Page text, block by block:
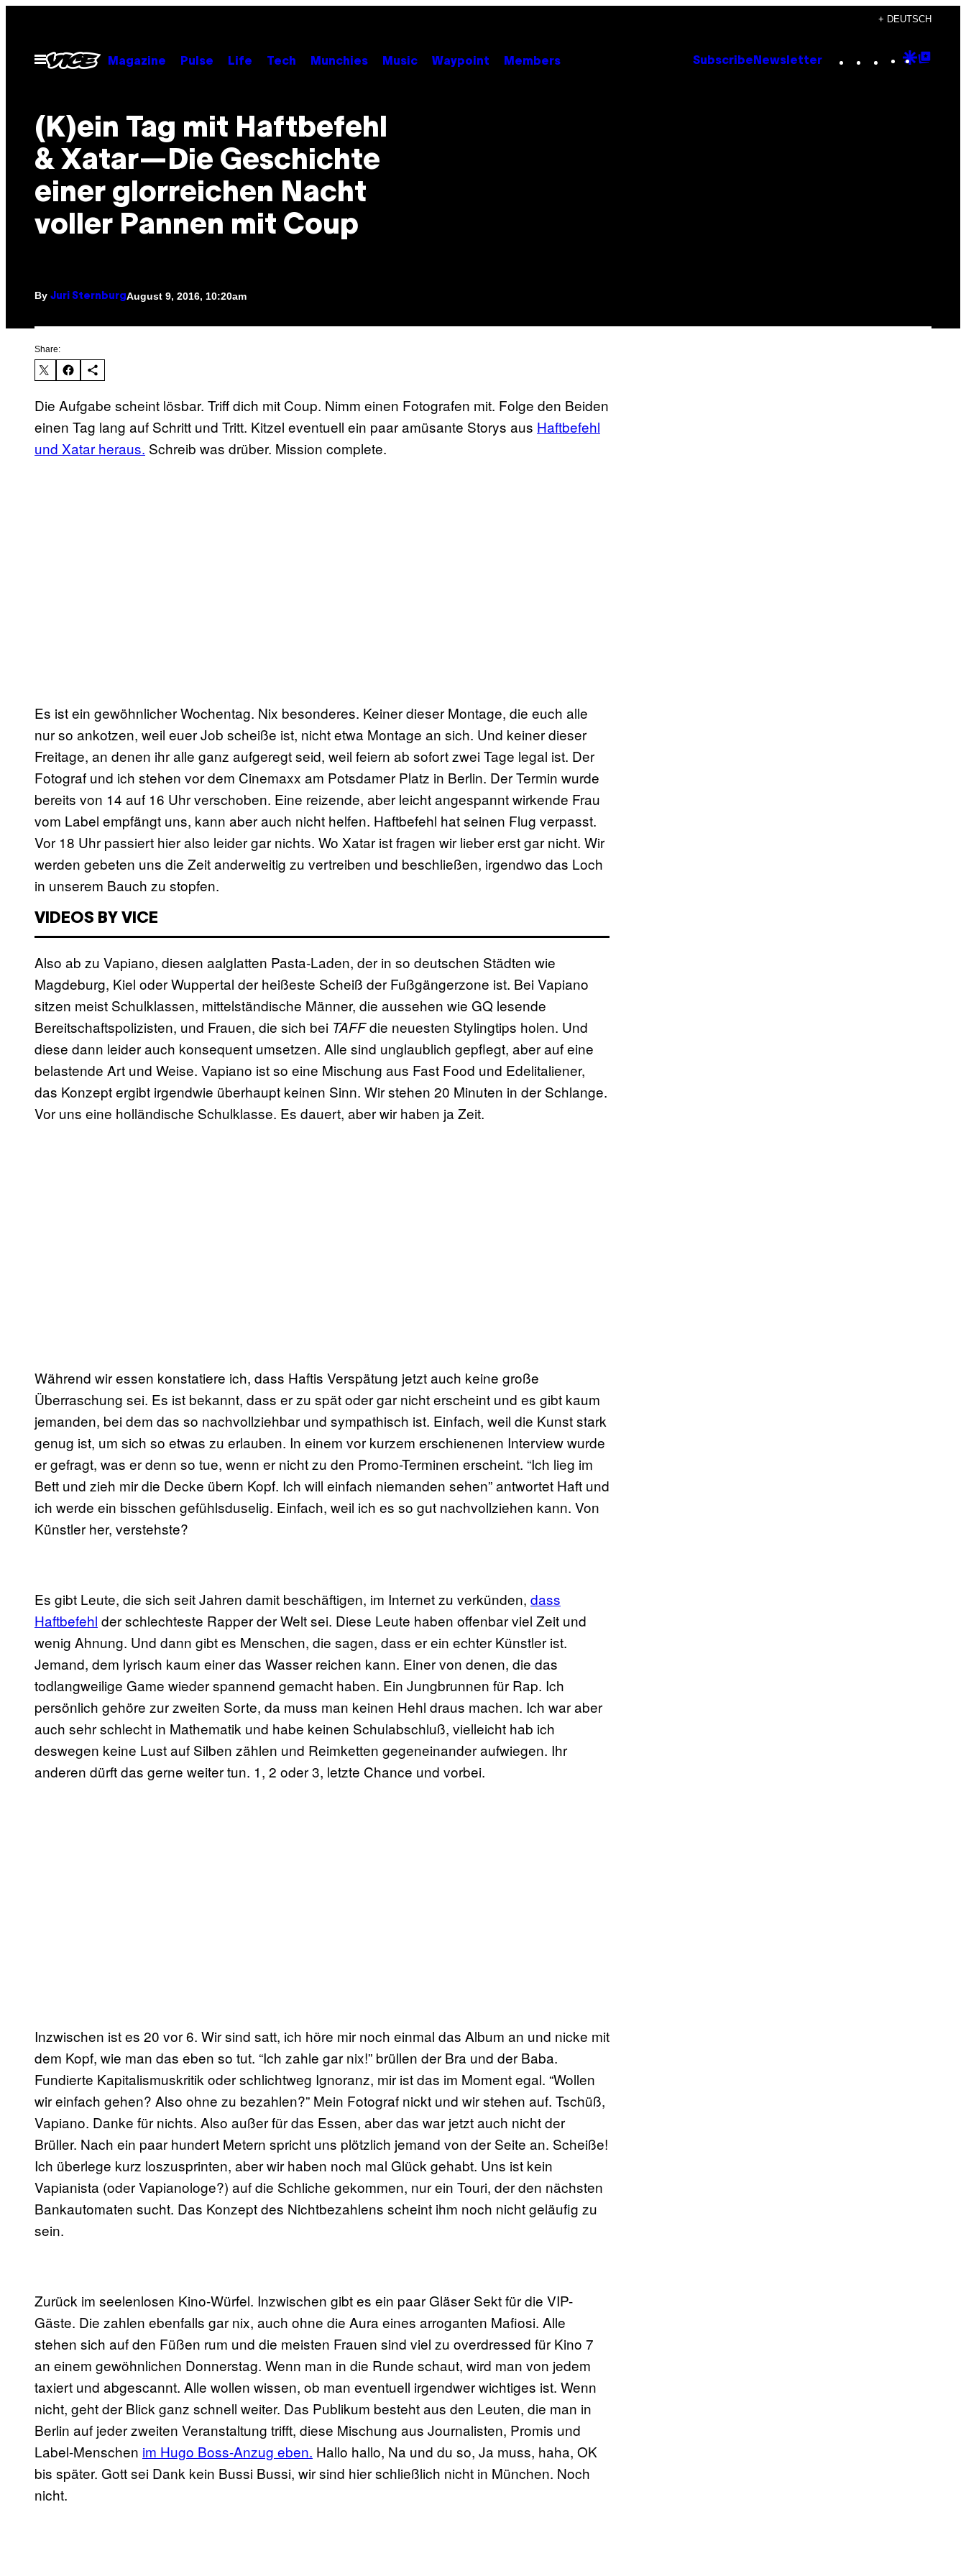
content
+ DEUTSCH
Open
Menu
Magazine Pulse Life Tech Munchies Music Waypoint Members Subscribe Newsletter Instagram
TikTok
YouTube
Google
(K)ein Tag mit Haftbefehl
& Xatar—Die Geschichte
einer glorreichen Nacht
voller Pannen mit Coup
By Juri Sternburg August 9, 2016, 10:20am
Share:
Die Aufgabe scheint lösbar. Triff dich mit Coup. Nimm einen Fotografen mit. Folge den Beiden
einen Tag lang auf Schritt und Tritt. Kitzel eventuell ein paar amüsante Storys aus Haftbefehl
und Xatar heraus. Schreib was drüber. Mission complete.
Es ist ein gewöhnlicher Wochentag. Nix besonderes. Keiner dieser Montage, die euch alle
nur so ankotzen, weil euer Job scheiße ist, nicht etwa Montage an sich. Und keiner dieser
Freitage, an denen ihr alle ganz aufgeregt seid, weil feiern ab sofort zwei Tage legal ist. Der
Fotograf und ich stehen vor dem Cinemaxx am Potsdamer Platz in Berlin. Der Termin wurde
bereits von 14 auf 16 Uhr verschoben. Eine reizende, aber leicht angespannt wirkende Frau
vom Label empfängt uns, kann aber auch nicht helfen. Haftbefehl hat seinen Flug verpasst.
Vor 18 Uhr passiert hier also leider gar nichts. Wo Xatar ist fragen wir lieber erst gar nicht. Wir
werden gebeten uns die Zeit anderweitig zu vertreiben und beschließen, irgendwo das Loch
in unserem Bauch zu stopfen.
VIDEOS BY VICE
Also ab zu Vapiano, diesen aalglatten Pasta-Laden, der in so deutschen Städten wie
Magdeburg, Kiel oder Wuppertal der heißeste Scheiß der Fußgängerzone ist. Bei Vapiano
sitzen meist Schulklassen, mittelständische Männer, die aussehen wie GQ lesende
Bereitschaftspolizisten, und Frauen, die sich bei TAFFdie neuesten Stylingtips holen. Und
diese dann leider auch konsequent umsetzen. Alle sind unglaublich gepflegt, aber auf eine
belastende Art und Weise. Vapiano ist so eine Mischung aus Fast Food und Edelitaliener,
das Konzept ergibt irgendwie überhaupt keinen Sinn. Wir stehen 20 Minuten in der Schlange.
Vor uns eine holländische Schulklasse. Es dauert, aber wir haben ja Zeit.
Während wir essen konstatiere ich, dass Haftis Verspätung jetzt auch keine große
Überraschung sei. Es ist bekannt, dass er zu spät oder gar nicht erscheint und es gibt kaum
jemanden, bei dem das so nachvollziehbar und sympathisch ist. Einfach, weil die Kunst stark
genug ist, um sich so etwas zu erlauben. In einem vor kurzem erschienenen Interview wurde
er gefragt, was er denn so tue, wenn er nicht zu den Promo-Terminen erscheint. “Ich lieg im
Bett und zieh mir die Decke übern Kopf. Ich will einfach niemanden sehen” antwortet Haft und
ich werde ein bisschen gefühlsduselig. Einfach, weil ich es so gut nachvollziehen kann. Von
Künstler her, verstehste?
Es gibt Leute, die sich seit Jahren damit beschäftigen, im Internet zu verkünden, dass
Haftbefehl der schlechteste Rapper der Welt sei. Diese Leute haben offenbar viel Zeit und
wenig Ahnung. Und dann gibt es Menschen, die sagen, dass er ein echter Künstler ist.
Jemand, dem lyrisch kaum einer das Wasser reichen kann. Einer von denen, die das
todlangweilige Game wieder spannend gemacht haben. Ein Jungbrunnen für Rap. Ich
persönlich gehöre zur zweiten Sorte, da muss man keinen Hehl draus machen. Ich war aber
auch sehr schlecht in Mathematik und habe keinen Schulabschluß, vielleicht hab ich
deswegen keine Lust auf Silben zählen und Reimketten gegeneinander aufwiegen. Ihr
anderen dürft das gerne weiter tun. 1, 2 oder 3, letzte Chance und vorbei.
Inzwischen ist es 20 vor 6. Wir sind satt, ich höre mir noch einmal das Album an und nicke mit
dem Kopf, wie man das eben so tut. “Ich zahle gar nix!” brüllen der Bra und der Baba.
Fundierte Kapitalismuskritik oder schlichtweg Ignoranz, mir ist das im Moment egal. “Wollen
wir einfach gehen? Also ohne zu bezahlen?” Mein Fotograf nickt und wir stehen auf. Tschüß,
Vapiano. Danke für nichts. Also außer für das Essen, aber das war jetzt auch nicht der
Brüller. Nach ein paar hundert Metern spricht uns plötzlich jemand von der Seite an. Scheiße!
Ich überlege kurz loszusprinten, aber wir haben noch mal Glück gehabt. Uns ist kein
Vapianista (oder Vapianologe?) auf die Schliche gekommen, nur ein Touri, der den nächsten
Bankautomaten sucht. Das Konzept des Nichtbezahlens scheint ihm noch nicht geläufig zu
sein.
Zurück im seelenlosen Kino-Würfel. Inzwischen gibt es ein paar Gläser Sekt für die VIP-
Gäste. Die zahlen ebenfalls gar nix, auch ohne die Aura eines arroganten Mafiosi. Alle
stehen sich auf den Füßen rum und die meisten Frauen sind viel zu overdressed für Kino 7
an einem gewöhnlichen Donnerstag. Wenn man in die Runde schaut, wird man von jedem
taxiert und abgescannt. Alle wollen wissen, ob man eventuell irgendwer wichtiges ist. Wenn
nicht, geht der Blick ganz schnell weiter. Das Publikum besteht aus den Leuten, die man in
Berlin auf jeder zweiten Veranstaltung trifft, diese Mischung aus Journalisten, Promis und
Label-Menschen im Hugo Boss-Anzug eben. Hallo hallo, Na und du so, Ja muss, haha, OK
bis später. Gott sei Dank kein Bussi Bussi, wir sind hier schließlich nicht in München. Noch
nicht.